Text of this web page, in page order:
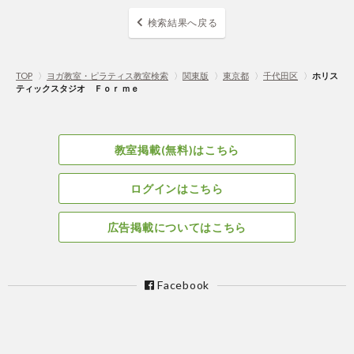
検索結果へ戻る
TOP 〉 ヨガ教室・ピラティス教室検索 〉 関東版 〉 東京都 〉 千代田区 〉 ホリス
ティックスタジオ Ｆｏｒ ｍｅ
教室掲載(無料)はこちら
ログインはこちら
広告掲載についてはこちら
Facebook